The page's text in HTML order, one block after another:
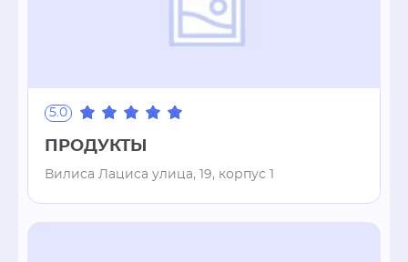
5.0
ПРОДУКТЫ
Вилиса Лациса улица, 19, корпус 1